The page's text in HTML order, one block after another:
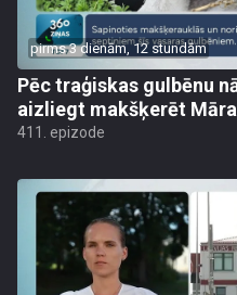
pirms 3 dienām, 12 stundām
Pēc traģiskas gulbēnu
aizliegt makšķerēt
411. epizode